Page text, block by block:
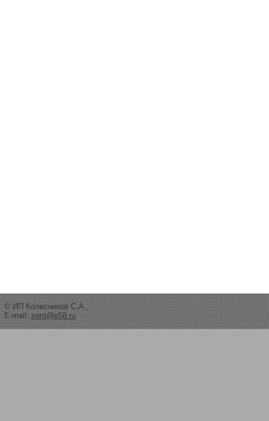
© ИП Колесников С.А.,
E-mail: serg@e58.ru